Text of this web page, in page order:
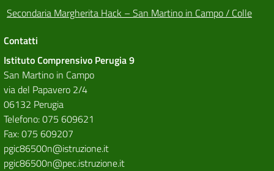
Secondaria Margherita Hack – San Martino in Campo / Colle
Contatti
Istituto Comprensivo Perugia 9
San Martino in Campo
via del Papavero 2/4
06132 Perugia
Telefono: 075 609621
Fax: 075 609207
pgic86500n@istruzione.it
pgic86500n@pec.istruzione.it